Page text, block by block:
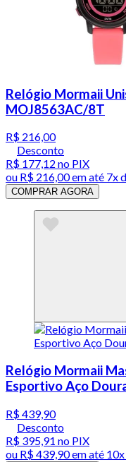
Relógio Mormaii
MOJ8563AC/8T
R$ 216,00
Desconto
R$ 177,12 no PIX
ou R$ 216,00em até 7x
COMPRAR AGORA
Relógio Mormaii
Esportivo Aço
R$ 439,90
Desconto
R$ 395,91 no PIX
ou R$ 439,90em até